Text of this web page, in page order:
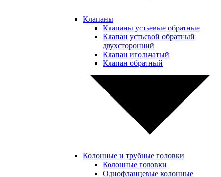
Клапаны
Клапаны устьевые обратные
Клапан устьевой обратный
двухсторонний
Клапан игольчатый
Клапан обратный
Колонные и трубные головки
Колонные головки
Однофланцевые колонные